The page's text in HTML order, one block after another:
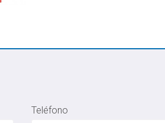
Teléfono